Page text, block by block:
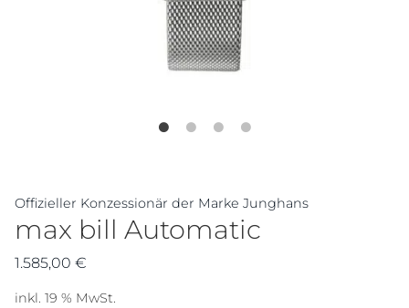
Offizieller Konzessionär der Marke Junghans
max bill Automatic
1.585,00 €
inkl. 19 % MwSt.